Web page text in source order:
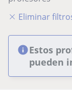
Eliminar
Estos
pueden